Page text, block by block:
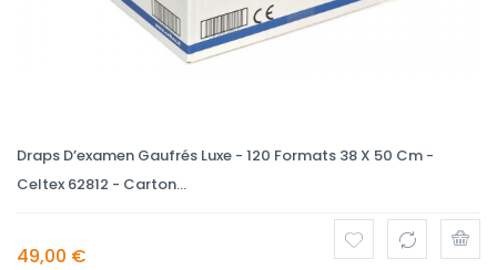
Draps D’examen Gaufrés Luxe - 120 Formats 38 X 50 Cm -
Celtex 62812 - Carton...
49,00 €